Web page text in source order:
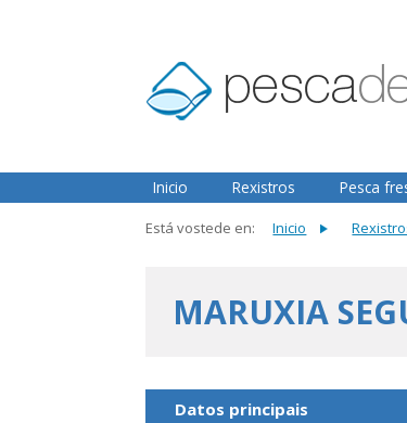
Inicio
Rexistros Pesca
Está vostede en: Inicio
MARUXIA
Datos principais